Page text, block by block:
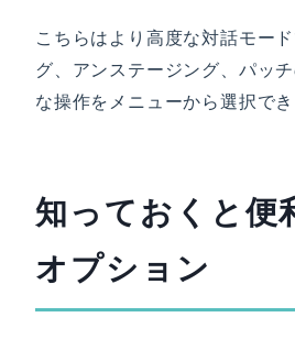
こちらはより高度な対話モー
グ、アンステージング、パッ
な操作をメニューから選択でき
知っておくと便
オプション